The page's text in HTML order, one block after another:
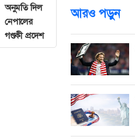
অনুমতি দিল
নেপালের
গণ্ডকী প্রদেশ
আরও পড়ুন